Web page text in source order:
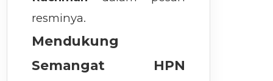
resminya.
Mendukung
Semangat HPN